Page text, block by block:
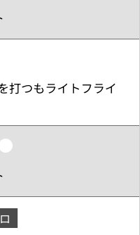
打つもライトフライ